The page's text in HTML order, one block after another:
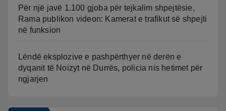
Për një javë 1.100 gjoba për tejkalim shpejtësie,
Rama publikon videon: Kamerat e trafikut së shpejti
në funksion
Lëndë eksplozive e pashpërthyer në derën e
dyqanit të Noizyt në Durrës, policia nis hetimet për
ngjarjen